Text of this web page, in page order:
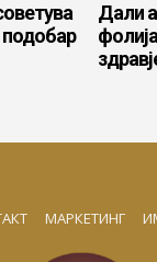
подобар
Дали
МАРКЕТИНГ